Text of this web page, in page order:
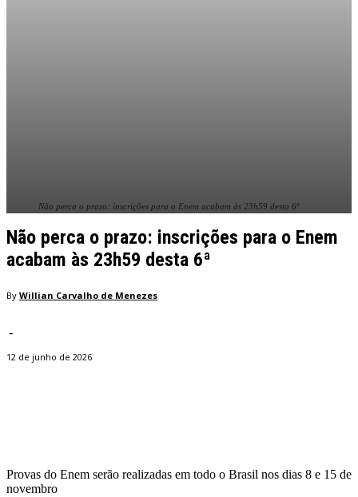
Não perca o prazo: inscrições para o Enem acabam às 23h59 desta 6ª
Não perca o prazo: inscrições para o Enem
acabam às 23h59 desta 6ª
By Willian Carvalho de Menezes
-
12 de junho de 2026
Provas do Enem serão realizadas em todo o Brasil nos dias 8 e 15 de
novembro